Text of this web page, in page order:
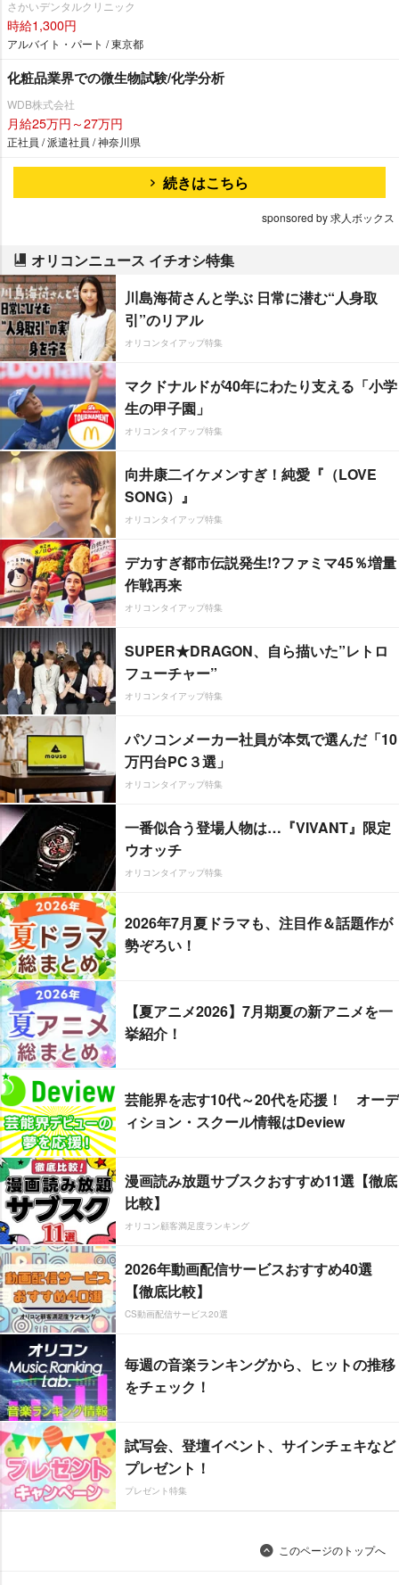
さかいデンタルクリニック
時給1,300円
アルバイト・パート / 東京都
化粧品業界での微生物試験/化学分析
WDB株式会社
月給25万円～27万円
正社員 / 派遣社員 / 神奈川県
続きはこちら
sponsored by 求人ボックス
オリコンニュース イチオシ特集
川島海荷さんと学ぶ 日常に潜む“人身取
引”のリアル
オリコンタイアップ特集
マクドナルドが40年にわたり支える「小学
生の甲子園」
オリコンタイアップ特集
向井康二イケメンすぎ！純愛『（LOVE
SONG）』
オリコンタイアップ特集
デカすぎ都市伝説発生!?ファミマ45％増量
作戦再来
オリコンタイアップ特集
SUPER★DRAGON、自ら描いた”レトロ
フューチャー”
オリコンタイアップ特集
パソコンメーカー社員が本気で選んだ「10
万円台PC３選」
オリコンタイアップ特集
一番似合う登場人物は…『VIVANT』限定
ウオッチ
オリコンタイアップ特集
2026年7月夏ドラマも、注目作＆話題作が
勢ぞろい！
【夏アニメ2026】7月期夏の新アニメを一
挙紹介！
芸能界を志す10代～20代を応援！ オーデ
ィション・スクール情報はDeview
漫画読み放題サブスクおすすめ11選【徹底
比較】
オリコン顧客満足度ランキング
2026年動画配信サービスおすすめ40選
【徹底比較】
CS動画配信サービス20選
毎週の音楽ランキングから、ヒットの推移
をチェック！
試写会、登壇イベント、サインチェキなど
プレゼント！
プレゼント特集
このページのトップへ